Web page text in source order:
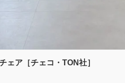
ェア［チェコ・TON社］